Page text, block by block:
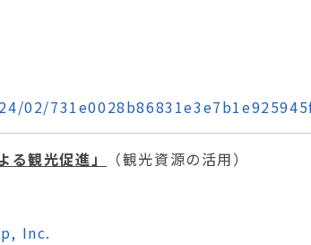
る観光促進」
（観光資源の活用）
Inc.